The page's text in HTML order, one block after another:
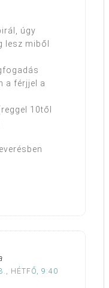
úgy
lesz miből
a férjjel a
10től
HÉTFŐ, 9:40